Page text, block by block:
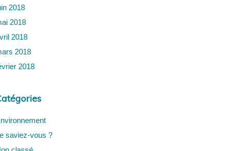
2018
2018
2018
2018
2018
saviez-vous ?